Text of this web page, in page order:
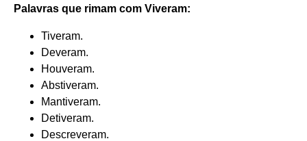
Palavras que rimam com Viveram:
Tiveram.
Deveram.
Houveram.
Abstiveram.
Mantiveram.
Detiveram.
Descreveram.